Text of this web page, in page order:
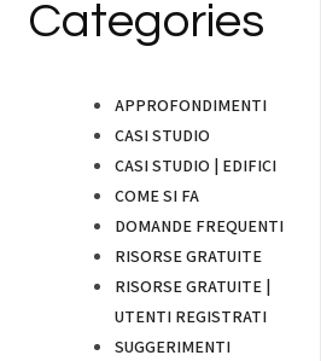
Categories
APPROFONDIMENTI
CASI STUDIO
CASI STUDIO | EDIFICI
COME SI FA
DOMANDE FREQUENTI
RISORSE GRATUITE
RISORSE GRATUITE |
UTENTI REGISTRATI
SUGGERIMENTI